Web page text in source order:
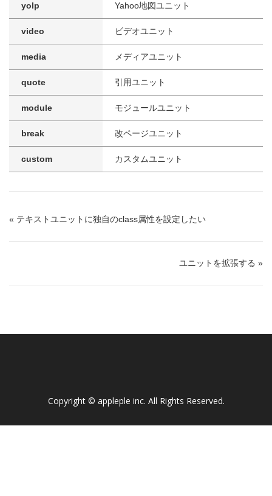
yolp Yahoo地図ユニット
video ビデオユニット
media メディアユニット
quote 引用ユニット
module モジュールユニット
break 改ページユニット
custom カスタムユニット
« テキストユニットに独自のclass属性を設定したい
ユニットを拡張する »
Copyright © appleple inc. All Rights Reserved.